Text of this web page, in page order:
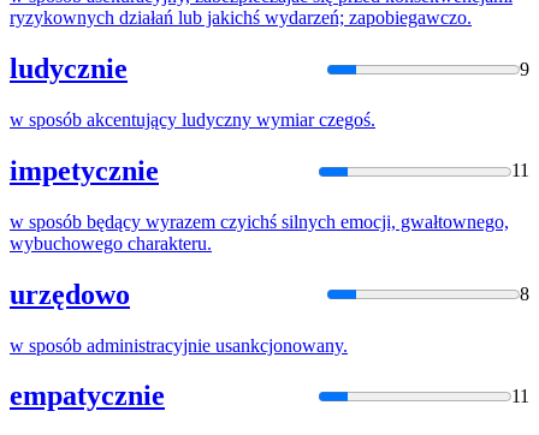
ryzykownych działań lub jakichś wydarzeń; zapobiegawczo.
ludycznie 9
w sposób akcentujący ludyczny wymiar czegoś.
impetycznie 11
w sposób będący wyrazem czyichś silnych emocji, gwałtownego,
wybuchowego charakteru.
urzędowo 8
w sposób administracyjnie usankcjonowany.
empatycznie 11